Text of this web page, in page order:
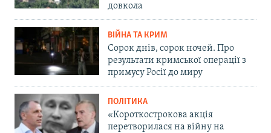
довкола
ВІЙНА ТА КРИМ
Сорок днів, сорок ночей. Про
результати кримської операції з
примусу Росії до миру
ПОЛІТИКА
«Короткострокова акція
перетворилася на війну на